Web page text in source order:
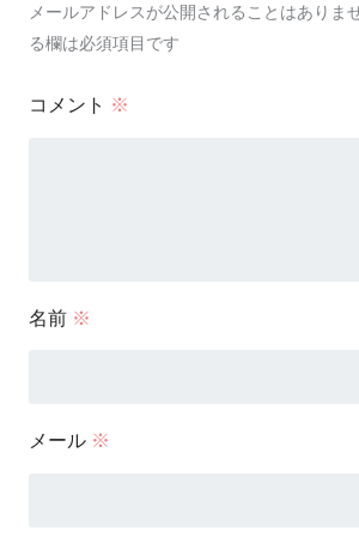
メールアドレスが公開されることはありませ
る欄は必須項目です
コメント ※
名前 ※
メール ※